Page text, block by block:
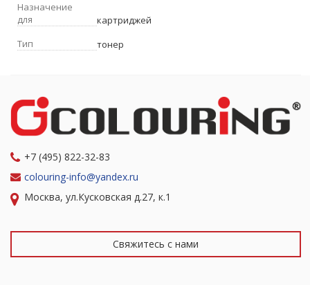
Назначение
для
картриджей
Тип
тонер
+7 (495) 822-32-83
colouring-info@yandex.ru
Москва, ул.Кусковская д.27, к.1
Свяжитесь с нами